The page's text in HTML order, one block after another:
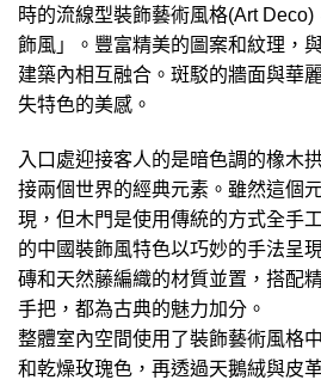
時的流線型裝飾藝術風格(Art
飾風」。豐富精美的圖案和紋理，
建築內相互融合。斑駁的牆面與華
失特色的美感。
入口處迎接客人的是暗色調的橡木
接兩個世界的經典元素。雖然這個
現，但木門是使用傳統的方式全手
的中國裝飾風特色以巧妙的手法呈
磚和天然藤編織的材質並置，搭配
手把，都為古典的魅力加分。
整體室內空間使用了裝飾藝術風格
和乾燥玫瑰色，再透過天鵝絨與皮